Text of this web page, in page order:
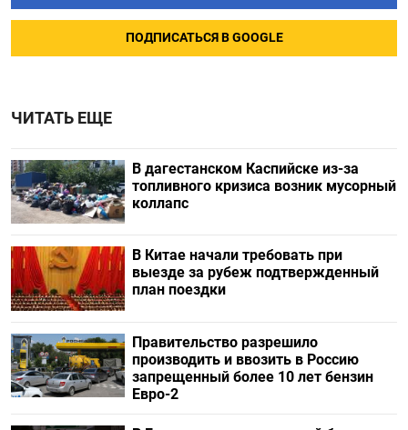
ПОДПИСАТЬСЯ В GOOGLE
ЧИТАТЬ ЕЩЕ
В дагестанском Каспийске из-за
топливного кризиса возник мусорный
коллапс
В Китае начали требовать при
выезде за рубеж подтвержденный
план поездки
Правительство разрешило
производить и ввозить в Россию
запрещенный более 10 лет бензин
Евро-2